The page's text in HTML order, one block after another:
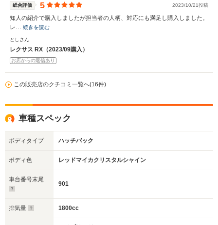
総合評価 5 2023/10/21投稿
知人の紹介で購入しましたが担当者の人柄、対応にも満足し購入しました。
レ… 続きを読む
としさん
レクサス RX（2023/09購入）
お店からの返信あり
この販売店のクチコミ一覧へ(16件)
車種スペック
ボディタイプ ハッチバック
ボディ色 レッドマイカクリスタルシャイン
車台番号末尾
901
排気量 1800cc